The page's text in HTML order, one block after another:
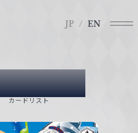
JP EN
List
カードリスト